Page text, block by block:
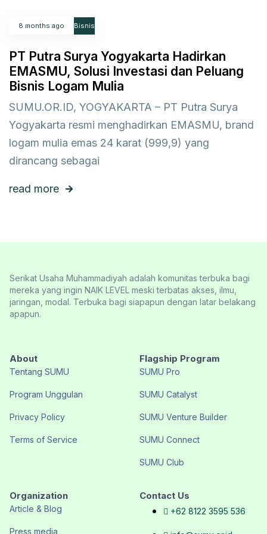
8 months ago Bisnis
PT Putra Surya Yogyakarta Hadirkan
EMASMU, Solusi Investasi dan Peluang
Bisnis Logam Mulia
SUMU.OR.ID, YOGYAKARTA – PT Putra Surya
Yogyakarta resmi menghadirkan EMASMU, brand
logam mulia emas 24 karat (999,9) yang
dirancang sebagai
read more
Serikat Usaha Muhammadiyah adalah komunitas terbuka bagi
mereka yang ingin NAIK LEVEL meski terbatas akses, ilmu,
jaringan, modal. Terbuka bagi siapapun dengan latar belakang
apapun.
About
Tentang SUMU
Program Unggulan
Privacy Policy
Terms of Service
Flagship Program
SUMU Pro
SUMU Catalyst
SUMU Venture Builder
SUMU Connect
SUMU Club
Organization
Article & Blog
Press media
Contact Us
+62 8122 3595 536